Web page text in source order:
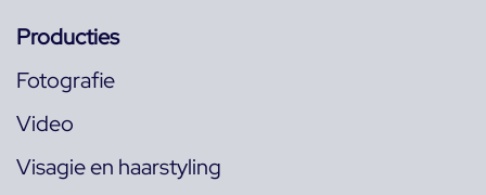
Producties
Fotografie
Video
Visagie en haarstyling